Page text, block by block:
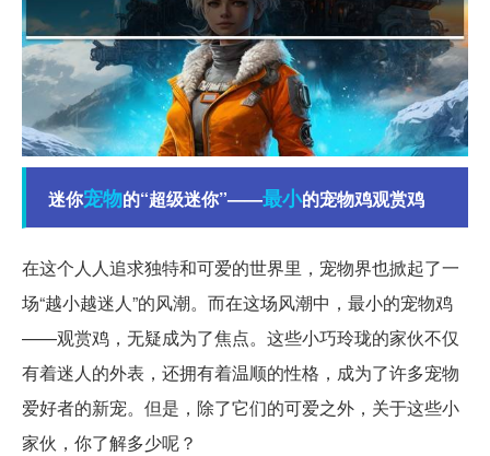
迷你宠物的“超级迷你”——最小的宠物鸡观赏鸡
在这个人人追求独特和可爱的世界里，宠物界也掀起了一
场“越小越迷人”的风潮。而在这场风潮中，最小的宠物鸡
——观赏鸡，无疑成为了焦点。这些小巧玲珑的家伙不仅
有着迷人的外表，还拥有着温顺的性格，成为了许多宠物
爱好者的新宠。但是，除了它们的可爱之外，关于这些小
家伙，你了解多少呢？